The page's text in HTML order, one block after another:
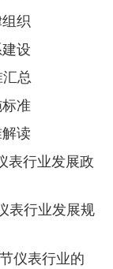
织
设
总
准
读
表行业发展政
表行业发展规
仪表行业的